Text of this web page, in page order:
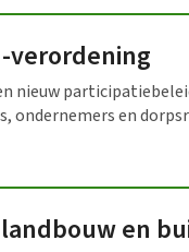
verordening
nieuw
ondernemers en
en